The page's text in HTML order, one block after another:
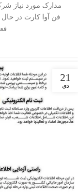
فن آوا کارت در
21
دی